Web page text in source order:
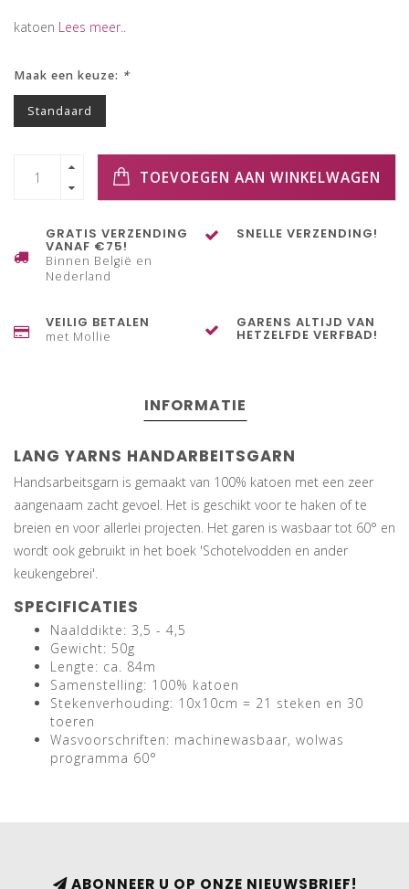
katoen Lees meer..
Maak een keuze: *
Standaard
TOEVOEGEN AAN WINKELWAGEN
GRATIS VERZENDING
VANAF €75!
Binnen België en
Nederland
SNELLE VERZENDING!
VEILIG BETALEN
met Mollie
GARENS ALTIJD VAN
HETZELFDE VERFBAD!
INFORMATIE
LANG YARNS HANDARBEITSGARN
Handsarbeitsgarn is gemaakt van 100% katoen met een zeer
aangenaam zacht gevoel. Het is geschikt voor te haken of te
breien en voor allerlei projecten. Het garen is wasbaar tot 60° en
wordt ook gebruikt in het boek 'Schotelvodden en ander
keukengebrei'.
SPECIFICATIES
Naalddikte: 3,5 - 4,5
Gewicht: 50g
Lengte: ca. 84m
Samenstelling: 100% katoen
Stekenverhouding: 10x10cm = 21 steken en 30
toeren
Wasvoorschriften: machinewasbaar, wolwas
programma 60°
ABONNEER U OP ONZE NIEUWSBRIEF!